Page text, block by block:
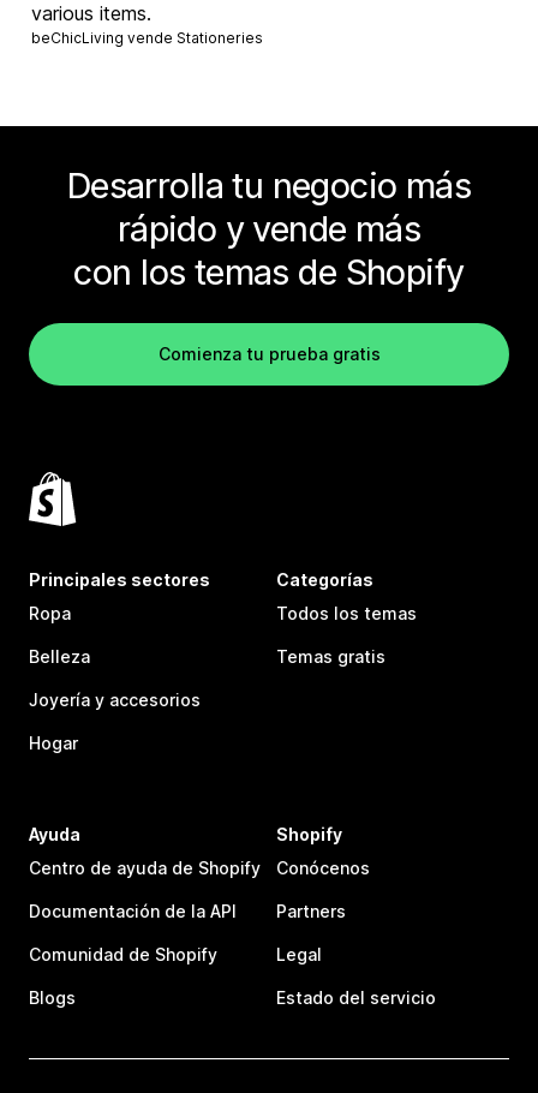
various items.
beChicLiving vende Stationeries
Desarrolla tu negocio más
rápido y vende más
con los temas de Shopify
Comienza tu prueba gratis
Principales sectores
Ropa
Belleza
Joyería y accesorios
Hogar
Categorías
Todos los temas
Temas gratis
Ayuda
Centro de ayuda de Shopify
Documentación de la API
Comunidad de Shopify
Blogs
Shopify
Conócenos
Partners
Legal
Estado del servicio